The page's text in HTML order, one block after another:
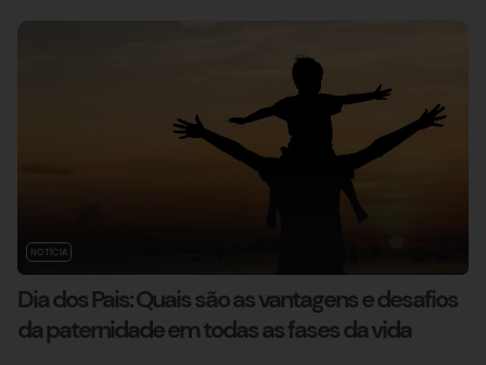
NOTÍCIA
Dia dos Pais: Quais são as vantagens e desafios
da paternidade em todas as fases da vida